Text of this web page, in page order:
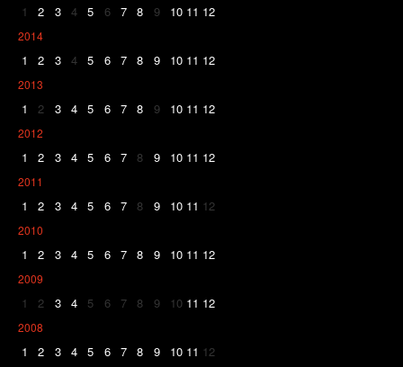
1 2 3 4 5 6 7 8 9 10 11 12
2014
1 2 3 4 5 6 7 8 9 10 11 12
2013
1 2 3 4 5 6 7 8 9 10 11 12
2012
1 2 3 4 5 6 7 8 9 10 11 12
2011
1 2 3 4 5 6 7 8 9 10 11 12
2010
1 2 3 4 5 6 7 8 9 10 11 12
2009
1 2 3 4 5 6 7 8 9 10 11 12
2008
1 2 3 4 5 6 7 8 9 10 11 12